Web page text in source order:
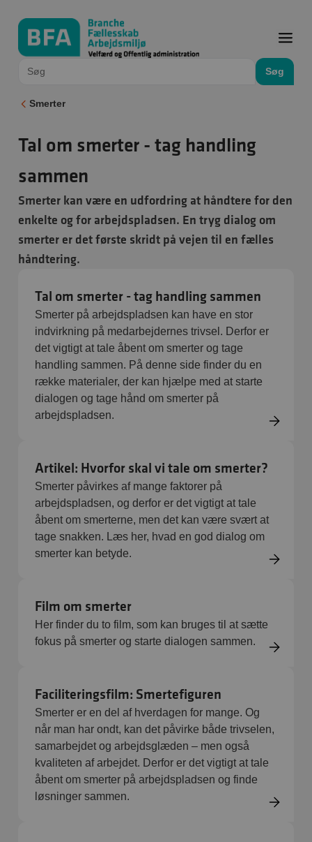
Søg
Smerter
Tal om smerter - tag handling
sammen
Smerter kan være en udfordring at håndtere for den
enkelte og for arbejdspladsen. En tryg dialog om
smerter er det første skridt på vejen til en fælles
håndtering.
Tal om smerter - tag handling sammen
Smerter på arbejdspladsen kan have en stor
indvirkning på medarbejdernes trivsel. Derfor er
det vigtigt at tale åbent om smerter og tage
handling sammen. På denne side finder du en
række materialer, der kan hjælpe med at starte
dialogen og tage hånd om smerter på
arbejdspladsen.
Artikel: Hvorfor skal vi tale om smerter?
Smerter påvirkes af mange faktorer på
arbejdspladsen, og derfor er det vigtigt at tale
åbent om smerterne, men det kan være svært at
tage snakken. Læs her, hvad en god dialog om
smerter kan betyde.
Film om smerter
Her finder du to film, som kan bruges til at sætte
fokus på smerter og starte dialogen sammen.
Faciliteringsfilm: Smertefiguren
Smerter er en del af hverdagen for mange. Og
når man har ondt, kan det påvirke både trivselen,
samarbejdet og arbejdsglæden – men også
kvaliteten af arbejdet. Derfor er det vigtigt at tale
åbent om smerter på arbejdspladsen og finde
løsninger sammen.